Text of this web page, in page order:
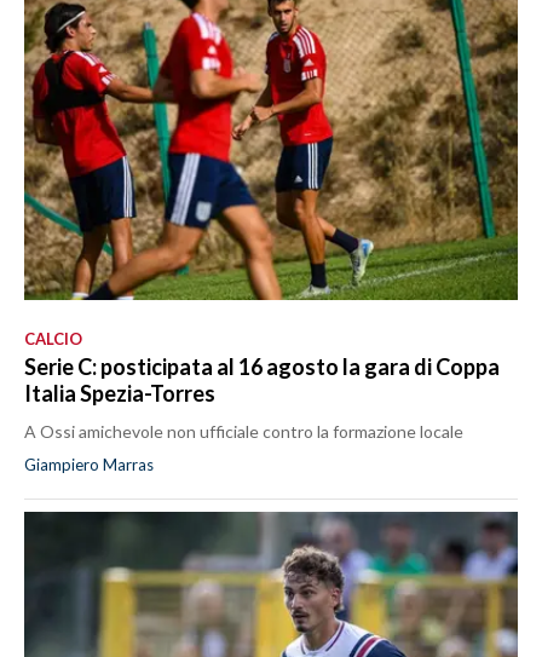
CALCIO
Serie C: posticipata al 16 agosto la gara di Coppa
Italia Spezia-Torres
A Ossi amichevole non ufficiale contro la formazione locale
Giampiero Marras